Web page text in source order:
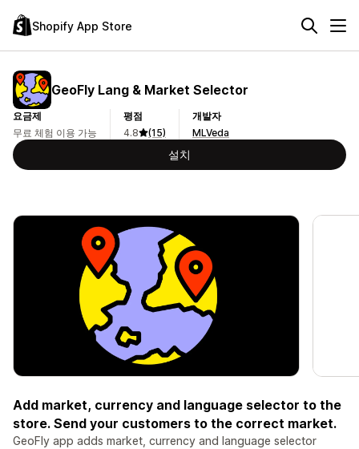
Shopify App Store
GeoFly Lang & Market Selector
요금제
무료 체험 이용 가능
평점
4.8
(15)
개발자
MLVeda
설치
Add market, currency and language selector to the
store. Send your customers to the correct market.
GeoFly app adds market, currency and language selector